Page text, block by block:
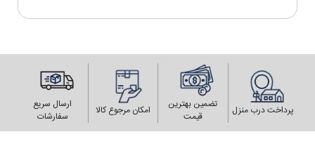
پرداخت درب منزل
تضمین بهترین
قیمت
امکان مرجوع کالا
ارسال سریع
سفارشات